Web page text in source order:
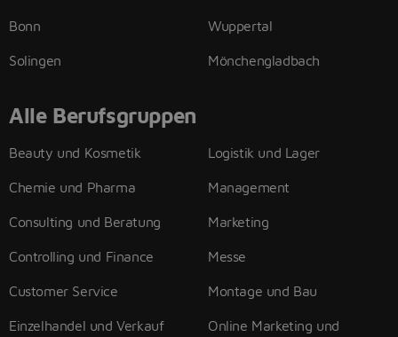
Bonn
Solingen
Wuppertal
Mönchengladbach
Alle Berufsgruppen
Beauty und Kosmetik
Chemie und Pharma
Consulting und Beratung
Controlling und Finance
Customer Service
Einzelhandel und Verkauf
Logistik und Lager
Management
Marketing
Messe
Montage und Bau
Online Marketing und